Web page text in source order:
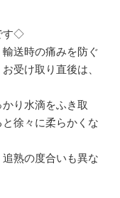
す◇
送時の痛みを防ぐ
受け取り直後は、
り水滴をふき取
徐々に柔らかくな
熟の度合いも異な